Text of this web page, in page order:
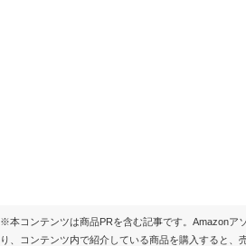
※本コンテンツは商品PRを含む記事です。Amazonア
り、コンテンツ内で紹介している商品を購入すると、